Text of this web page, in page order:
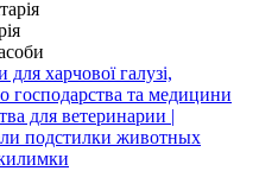
для харчової галузі,
господарства та медицини
для ветеринарии |
подстилки животных